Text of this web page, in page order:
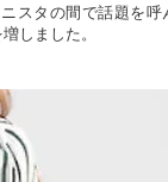
スタの間で話題を呼
しました。